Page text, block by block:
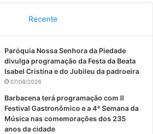
b
o
k
u
b
a
g
a
Recente
Paróquia Nossa Senhora da Piedade
divulga programação da Festa da Beata
Isabel Cristina e do Jubileu da padroeira
07/08/2026
Barbacena terá programação com II
Festival Gastronômico e a 4ª Semana da
Música nas comemorações dos 235
anos da cidade